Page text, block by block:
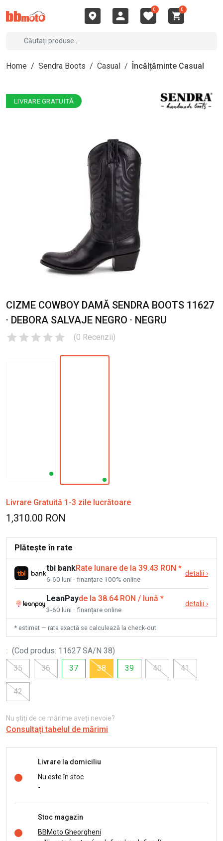
0 0
Home / Sendra Boots / Casual / Încălțăminte Casual
LIVRARE GRATUITĂ
CIZME COWBOY DAMĂ SENDRA BOOTS 11627
· DEBORA SALVAJE NEGRO · NEGRU
(0 Recenzii)
Livrare Gratuită 1-3 zile lucrătoare
1,310.00 RON
Plătește în rate
tbi bankRate lunare de la 39.43 RON *
6-60 luni · finanțare 100% online
detalii ›
LeanPayde la 38.64 RON / lună *
3-60 luni · finanțare online
detalii ›
* estimat — rata exactă se calculează la check-out
: (Cod produs: 11627 SA/N 38)
35
36 37 38 39 40 41
42
Nu știți de ce mărime aveți nevoie?
Consultați tabelul de mărimi
Livrare la domiciliu
Nu este în stoc
-
Stoc magazin
BBMoto Gheorgheni